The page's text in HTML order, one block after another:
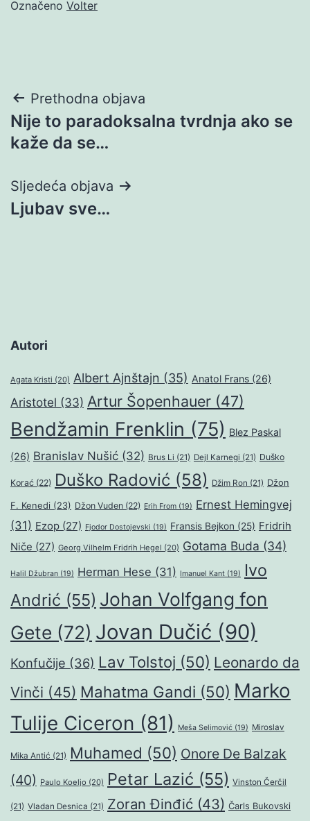
Označeno Volter
Navigacija
objava
Prethodna objava
Nije to paradoksalna tvrdnja ako se
kaže da se…
Sljedeća objava
Ljubav sve…
Autori
Agata Kristi (20) Albert Ajnštajn (35) Anatol Frans (26)
Aristotel (33) Artur Šopenhauer (47)
Bendžamin Frenklin (75) Blez Paskal
(26) Branislav Nušić (32) Brus Li (21) Dejl Karnegi (21) Duško
Korać (22) Duško Radović (58) Džim Ron (21) Džon
F. Kenedi (23) Džon Vuden (22) Erih From (19) Ernest Hemingvej
(31) Ezop (27) Fjodor Dostojevski (19) Fransis Bejkon (25) Fridrih
Niče (27) Georg Vilhelm Fridrih Hegel (20) Gotama Buda (34)
Halil Džubran (19) Herman Hese (31) Imanuel Kant (19)
Ivo
Andrić (55) Johan Volfgang fon
Gete (72) Jovan Dučić (90)
Konfučije (36) Lav Tolstoj (50) Leonardo da
Vinči (45) Mahatma Gandi (50) Marko
Tulije Ciceron (81) Meša Selimović (19) Miroslav
Mika Antić (21) Muhamed (50) Onore De Balzak
(40) Paulo Koeljo (20) Petar Lazić (55) Vinston Čerčil
(21) Vladan Desnica (21) Zoran Đinđić (43) Čarls Bukovski